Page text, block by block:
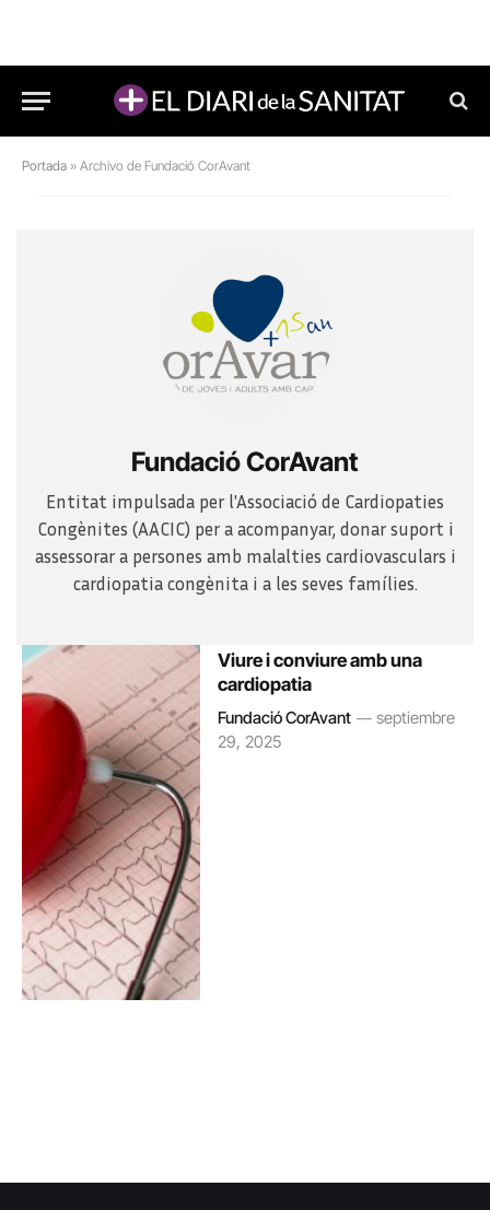
Portada » Archivo de Fundació CorAvant
Fundació CorAvant
Entitat impulsada per l'Associació de Cardiopaties
Congènites (AACIC) per a acompanyar, donar suport i
assessorar a persones amb malalties cardiovasculars i
cardiopatia congènita i a les seves famílies.
Viure i conviure amb una
cardiopatia
Fundació CorAvant
septiembre
29, 2025